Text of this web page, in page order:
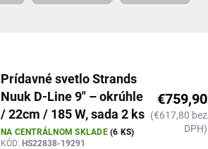
Prídavné svetlo Strands
Nuuk D-Line 9" – okrúhle
/ 22cm / 185 W, sada 2 ks
NA CENTRÁLNOM SKLADE(6 KS)
KÓD: HS22838-19291
€759,90
(€617,80 bez
DPH)